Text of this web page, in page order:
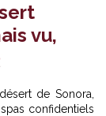
vu,
de Sonora,
confidentiels